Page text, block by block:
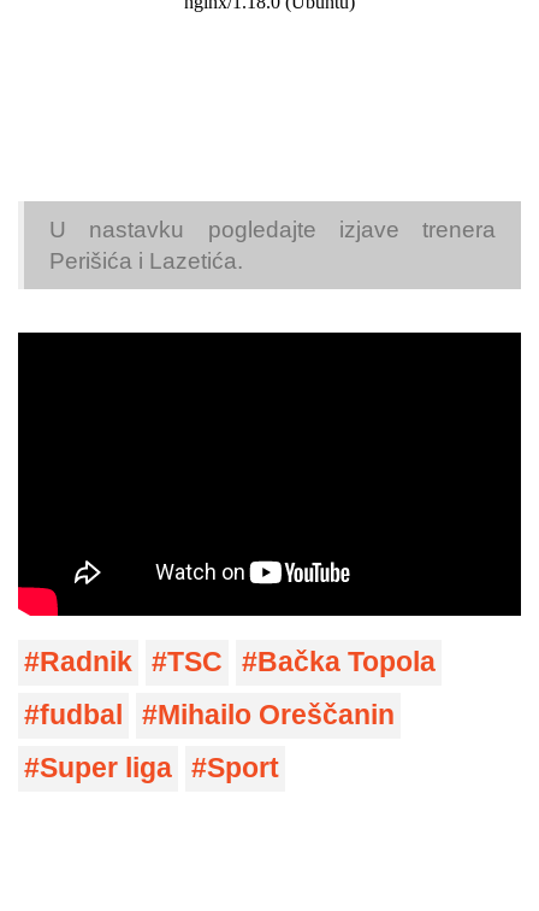
U nastavku pogledajte izjave trenera
Perišića i Lazetića.
Radnik TSC
Bačka Topola
fudbal
Mihailo Oreščanin
Super liga
Sport